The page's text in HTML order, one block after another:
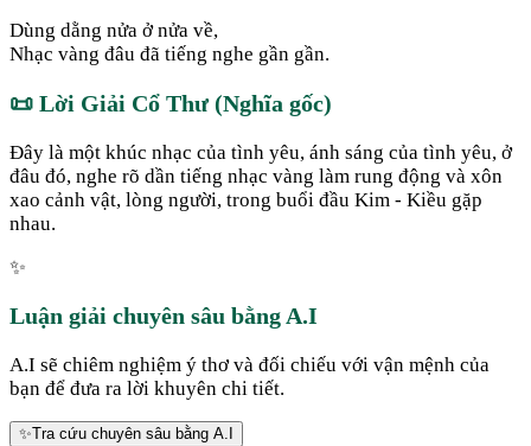
Dùng dằng nửa ở nửa về,
Nhạc vàng đâu đã tiếng nghe gần gần.
📜 Lời Giải Cổ Thư (Nghĩa gốc)
Đây là một khúc nhạc của tình yêu, ánh sáng của tình yêu, ở
đâu đó, nghe rõ dần tiếng nhạc vàng làm rung động và xôn
xao cảnh vật, lòng người, trong buổi đầu Kim - Kiều gặp
nhau.
✨
Luận giải chuyên sâu bằng A.I
A.I sẽ chiêm nghiệm ý thơ và đối chiếu với vận mệnh của
bạn để đưa ra lời khuyên chi tiết.
✨Tra cứu chuyên sâu bằng A.I